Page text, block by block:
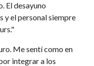
El desayuno
y el personal siempre
Me sentí como en
integrar a los